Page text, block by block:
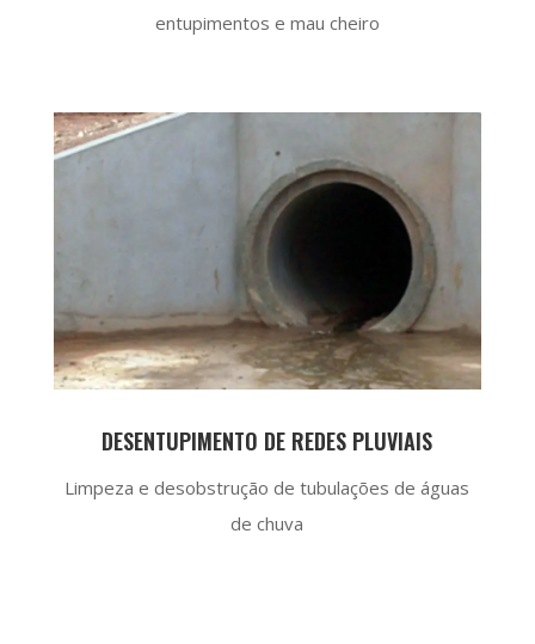
entupimentos e mau cheiro
DESENTUPIMENTO DE REDES PLUVIAIS
Limpeza e desobstrução de tubulações de águas
de chuva